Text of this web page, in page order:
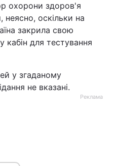
охорони здоров'я
неясно, оскільки на
закрила свою
для тестування
у згаданому
не вказані.
Реклама